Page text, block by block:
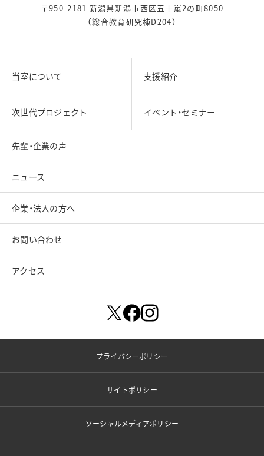
〒950-2181 新潟県新潟市西区五十嵐2の町8050
（総合教育研究棟D204）
当室について 支援紹介
次世代プロジェクト イベント・セミナー
先輩・企業の声
ニュース
企業・法人の方へ
お問い合わせ
アクセス
プライバシーポリシー
サイトポリシー
ソーシャルメディアポリシー